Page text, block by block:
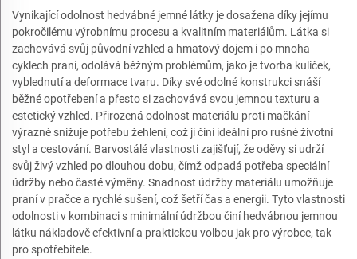
Vynikající odolnost hedvábné jemné látky je dosažena díky jejímu
pokročilému výrobnímu procesu a kvalitním materiálům. Látka si
zachovává svůj původní vzhled a hmatový dojem i po mnoha
cyklech praní, odolává běžným problémům, jako je tvorba kuliček,
vyblednutí a deformace tvaru. Díky své odolné konstrukci snáší
běžné opotřebení a přesto si zachovává svou jemnou texturu a
estetický vzhled. Přirozená odolnost materiálu proti mačkání
výrazně snižuje potřebu žehlení, což ji činí ideální pro rušné životní
styl a cestování. Barvostálé vlastnosti zajišťují, že oděvy si udrží
svůj živý vzhled po dlouhou dobu, čímž odpadá potřeba speciální
údržby nebo časté výměny. Snadnost údržby materiálu umožňuje
praní v pračce a rychlé sušení, což šetří čas a energii. Tyto vlastnosti
odolnosti v kombinaci s minimální údržbou činí hedvábnou jemnou
látku nákladově efektivní a praktickou volbou jak pro výrobce, tak
pro spotřebitele.